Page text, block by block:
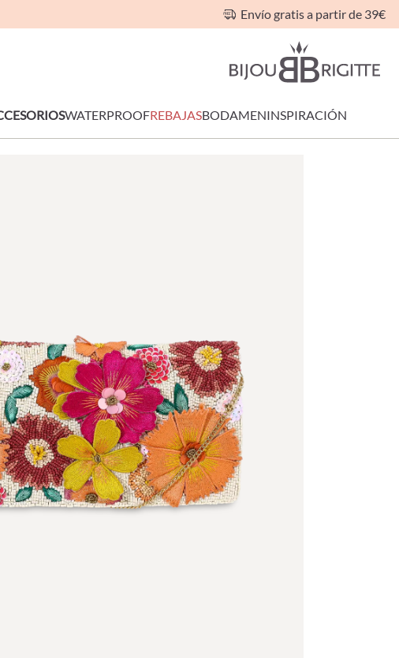
Envío gratis a partir de 39€
WATERPROOFREBAJASBODAMENINSPIRACIÓN